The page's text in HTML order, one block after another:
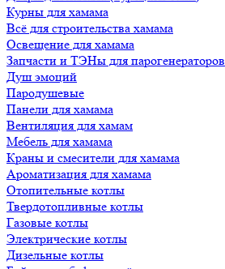
Курны для хамама
Всё для строительства хамама
Освещение для хамама
Запчасти и ТЭНы для парогенераторов
Душ эмоций
Пародушевые
Панели для хамама
Вентиляция для хамам
Мебель для хамама
Краны и смесители для хамама
Ароматизация для хамама
Отопительные котлы
Твердотопливные котлы
Газовые котлы
Электрические котлы
Дизельные котлы